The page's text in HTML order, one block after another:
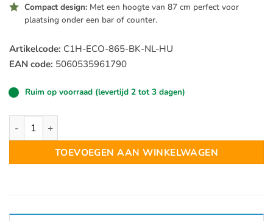
Compact design: Met een hoogte van 87 cm perfect voor
plaatsing onder een bar of counter.
Artikelcode: C1H-ECO-865-BK-NL-HU
EAN code: 5060535961790
Ruim op voorraad (levertijd 2 tot 3 dagen)
Husky C1H-ECO-865-BK-NL-HU Professionele 130 Liter
TOEVOEGEN AAN WINKELWAGEN